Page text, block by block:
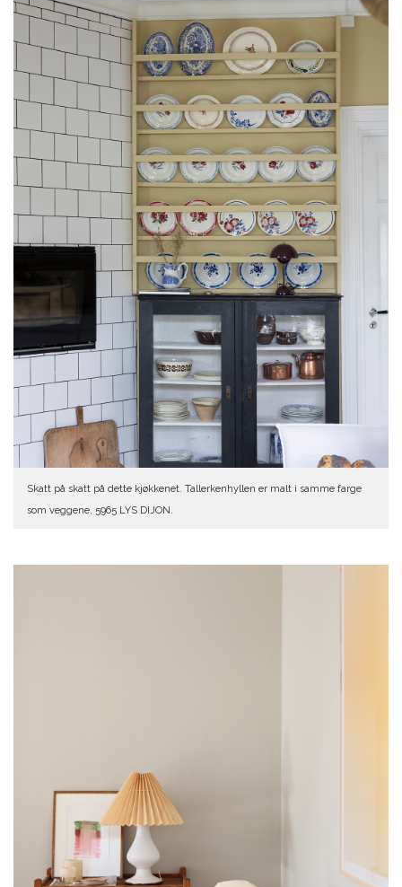
Skatt på skatt på dette kjøkkenet. Tallerkenhyllen er malt i samme farge
som veggene, 5965 LYS DIJON.